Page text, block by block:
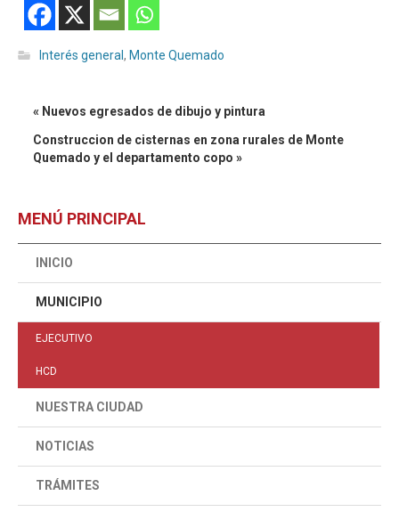
Interés general, Monte Quemado
« Nuevos egresados de dibujo y pintura
Construccion de cisternas en zona rurales de Monte
Quemado y el departamento copo »
MENÚ PRINCIPAL
INICIO
MUNICIPIO
EJECUTIVO
HCD
NUESTRA CIUDAD
NOTICIAS
TRÁMITES